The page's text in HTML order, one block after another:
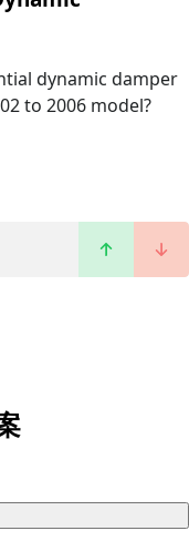
dynamic damper
to 2006 model?